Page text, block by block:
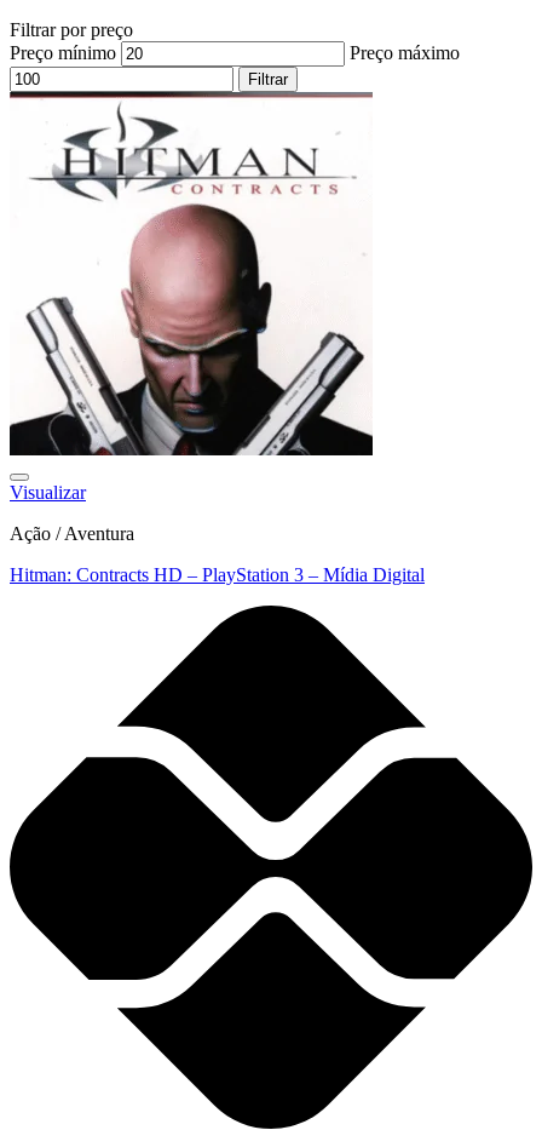
Filtrar por preço
Preço mínimo
Preço máximo
Filtrar
Visualizar
Ação / Aventura
Hitman: Contracts HD – PlayStation 3 – Mídia Digital